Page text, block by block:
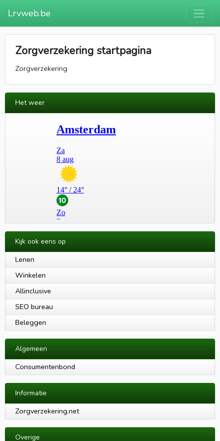
Lrvweb.be
Zorgverzekering startpagina
Zorgverzekering
Het weer
Kijk ook eens op
Lenen
Winkelen
Allinclusive
SEO bureau
Beleggen
Algemeen
Consumentenbond
Informatie
Zorgverzekering.net
Overige